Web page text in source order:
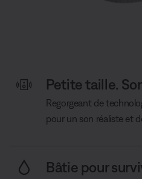
Petite taille.
Regorgeant de
pour un son réaliste et
Bâtie pour